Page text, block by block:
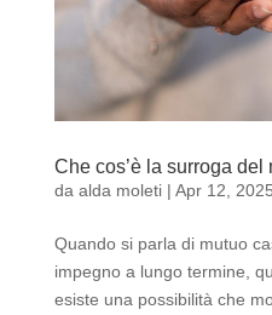
Che cos’è la surroga
da alda moleti| Apr 12, 2025
Quando si parla di mutuo
impegno a lungo termine,
esiste una possibilità che